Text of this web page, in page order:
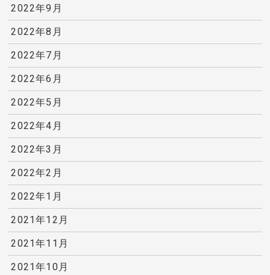
2022年9月
2022年8月
2022年7月
2022年6月
2022年5月
2022年4月
2022年3月
2022年2月
2022年1月
2021年12月
2021年11月
2021年10月